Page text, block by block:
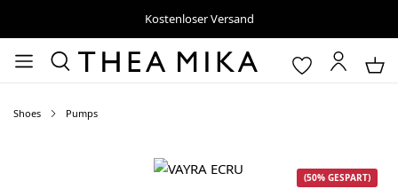
Kostenloser Versand
Shoes Pumps
Bildergalerie überspringen
(50% GESPART)